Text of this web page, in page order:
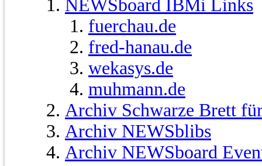
NEWSboard IBMi Links
fuerchau.de
fred-hanau.de
wekasys.de
muhmann.de
Archiv Schwarze Brett
Archiv NEWSblibs
Archiv NEWSboard